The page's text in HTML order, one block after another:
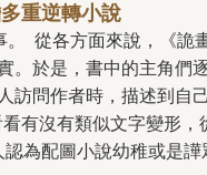
重逆轉小說
。於是，書中的主角
訪問作者時，描述到
有沒有類似文字變形
為配圖小說幼稚或是